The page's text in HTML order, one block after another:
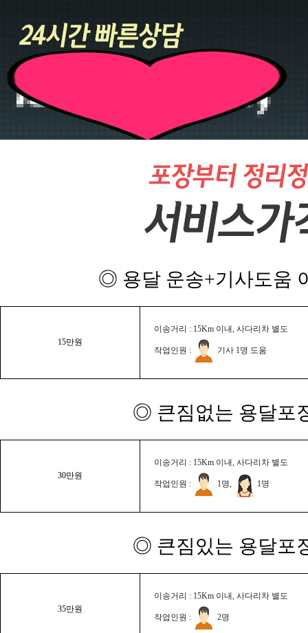
◎ 용달 운송+기사도움
15만원
이송거리 : 15Km 이내, 사다리차 별도
작업인원 : 기사 1명 도움
◎ 큰짐없는 용달포
30만원
이송거리 : 15Km 이내, 사다리차 별도
작업인원 : 1명, 1명
◎ 큰짐있는 용달포
35만원
이송거리 : 15Km 이내, 사다리차 별도
작업인원 : 2명